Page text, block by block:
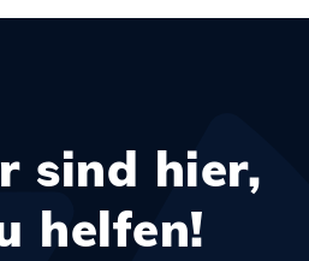
sind hier,
helfen!